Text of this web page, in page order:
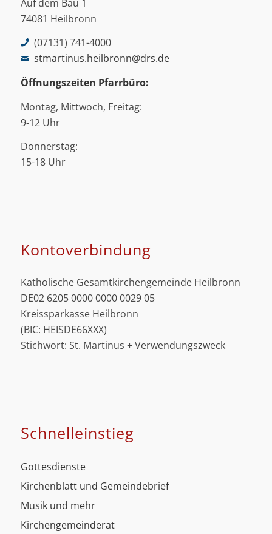
Auf dem Bau 1
74081 Heilbronn
(07131) 741-4000
stmartinus.heilbronn@drs.de
Öffnungszeiten Pfarrbüro:
Montag, Mittwoch, Freitag:
9-12 Uhr
Donnerstag:
15-18 Uhr
Kontoverbindung
Katholische Gesamtkirchengemeinde Heilbronn
DE02 6205 0000 0000 0029 05
Kreissparkasse Heilbronn
(BIC: HEISDE66XXX)
Stichwort: St. Martinus + Verwendungszweck
Schnell­einstieg
Gottesdienste
Kirchenblatt und Gemeindebrief
Musik und mehr
Kirchengemeinderat